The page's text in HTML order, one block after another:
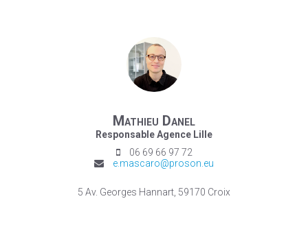
Mathieu Danel
Responsable Agence Lille
06 69 66 97 72
e.mascaro@proson.eu
5 Av. Georges Hannart, 59170 Croix